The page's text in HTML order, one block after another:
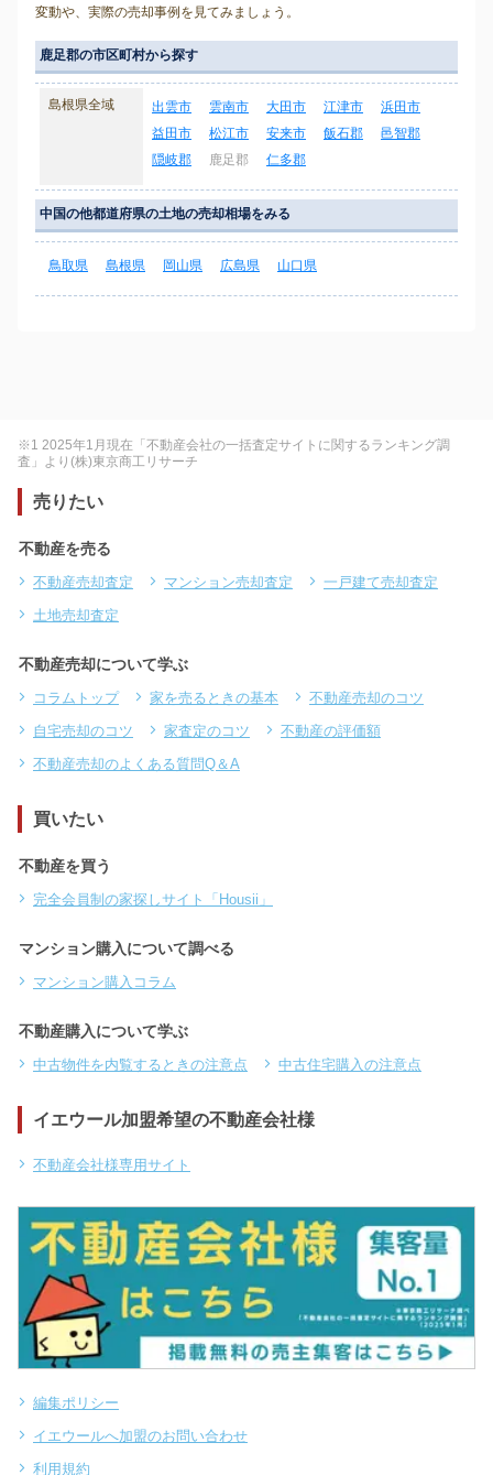
変動や、実際の売却事例を見てみましょう。
鹿足郡の市区町村から探す
島根県全域 出雲市 雲南市 大田市 江津市
浜田市
益田市
松江市 安来市 飯石郡
邑智郡
隠岐郡
鹿足郡 仁多郡
中国の他都道府県の土地の売却相場をみる
鳥取県 島根県 岡山県 広島県 山口県
※1 2025年1月現在「不動産会社の一括査定サイトに関するランキング調
査」より(株)東京商工リサーチ
売りたい
不動産を売る
不動産売却査定 マンション売却査定
一戸建て売却査定
土地売却査定
不動産売却について学ぶ
コラムトップ 家を売るときの基本
不動産売却のコツ
自宅売却のコツ
家査定のコツ
不動産の評価額
不動産売却のよくある質問Q＆A
買いたい
不動産を買う
完全会員制の家探しサイト「Housii」
マンション購入について調べる
マンション購入コラム
不動産購入について学ぶ
中古物件を内覧するときの注意点 中古住宅購入の注意点
イエウール加盟希望の不動産会社様
不動産会社様専用サイト
編集ポリシー
イエウールへ加盟のお問い合わせ
利用規約